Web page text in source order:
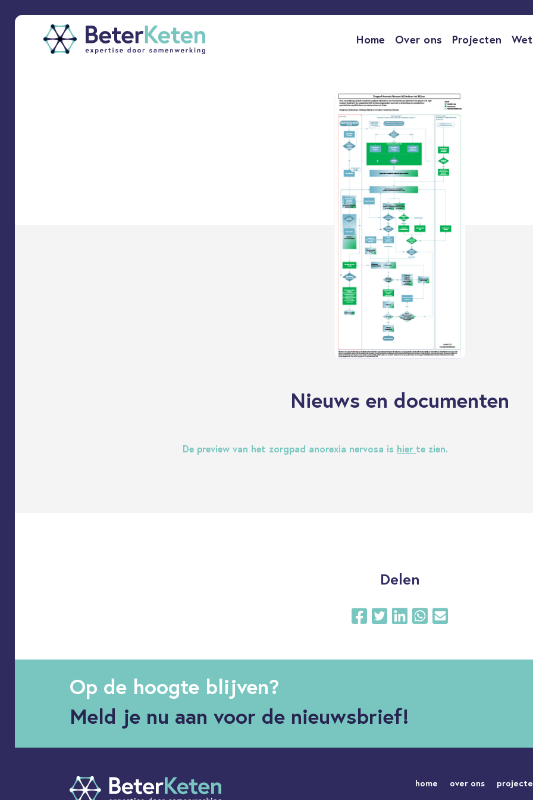
Home Over ons Projecten
Nieuws en documenten
De preview van het zorgpad anorexia nervosa is hier te zien.
Delen
Op de hoogte blijven?
Meld je nu aan voor de nieuwsbrief!
home over ons